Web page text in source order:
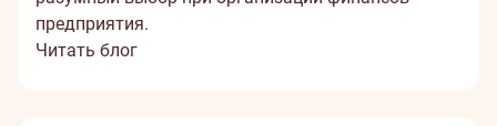
предприятия.
Читать блог